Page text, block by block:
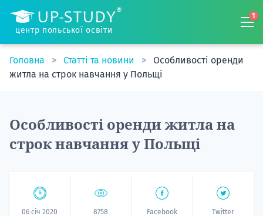
центр польської освіти
1
Головна Статті та новини
Особливості оренди
житла на строк навчання у Польщі
Особливості оренди житла на
строк навчання у Польщі
06 січ 2020 8758 Facebook Twitter